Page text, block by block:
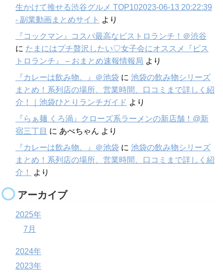
生かけて推せる渋谷グルメ TOP102023-06-13 20:22:39
- 副業動画まとめサイト より
『コックマン』コスパ最高なビストロランチ！＠渋谷
に たまにはプチ贅沢したい♡女子会にオススメ『ビス
トロランチ』 – おまとめ速報情報局 より
『カレーは飲み物。』＠池袋 に 池袋の飲み物シリーズ
まとめ！系列店の場所、営業時間、口コミまで詳しく紹
介！｜池袋ひとりランチガイド より
『らぁ麺 くろ渦』クローズ系ラーメンの新店舗！@新
宿三丁目 に あべちゃん より
『カレーは飲み物。』＠池袋 に 池袋の飲み物シリーズ
まとめ！系列店の場所、営業時間、口コミまで詳しく紹
介！
より
アーカイブ
2025年
7月
2024年
2023年